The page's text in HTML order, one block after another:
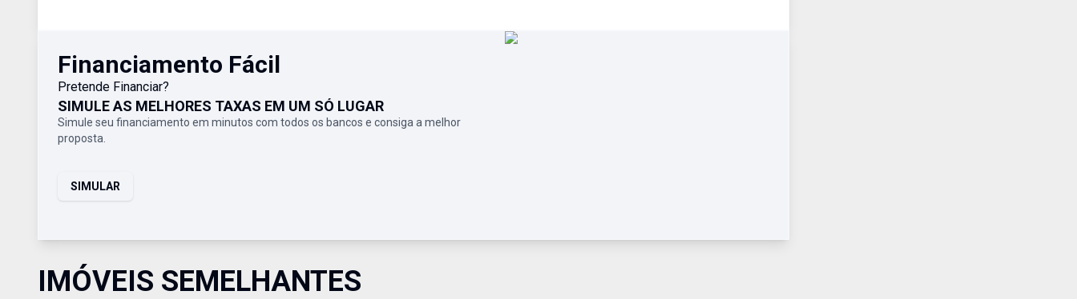
Financiamento Fácil
Pretende Financiar?
SIMULE AS MELHORES TAXAS EM UM SÓ LUGAR
Simule seu financiamento em minutos com todos os bancos e consiga a melhor
proposta.
SIMULAR
IMÓVEIS SEMELHANTES